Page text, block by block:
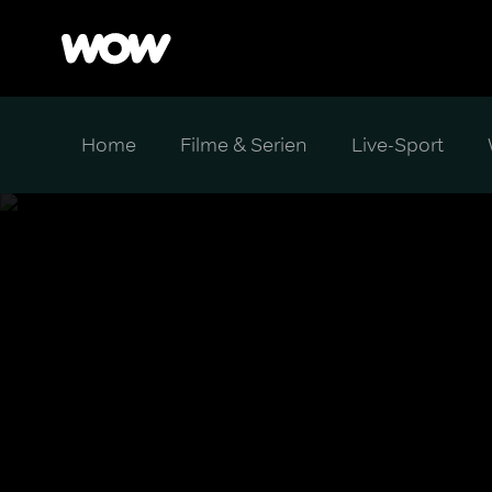
Home Filme & Serien Live-Sport